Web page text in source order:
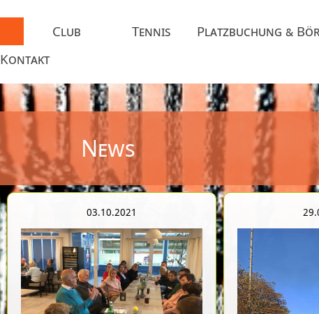
Club Tennis Platzbuchung &
Kontakt
News
03.10.2021